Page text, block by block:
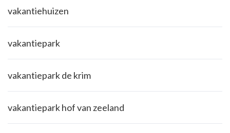
vakantiehuizen
vakantiepark
vakantiepark de krim
vakantiepark hof van zeeland